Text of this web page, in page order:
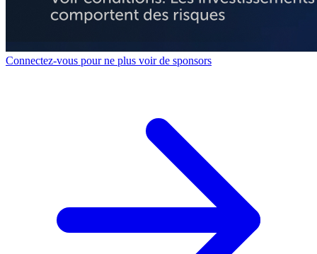
Connectez-vous pour ne plus voir de sponsors